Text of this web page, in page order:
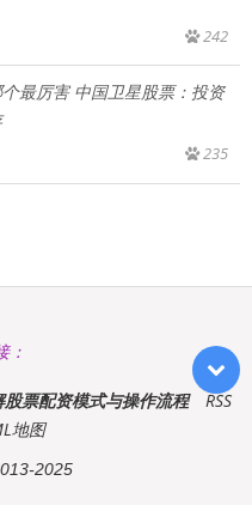
242
最厉害 中国卫星股票：投资
235
：
票配资模式与操作流程
RSS
地图
2025